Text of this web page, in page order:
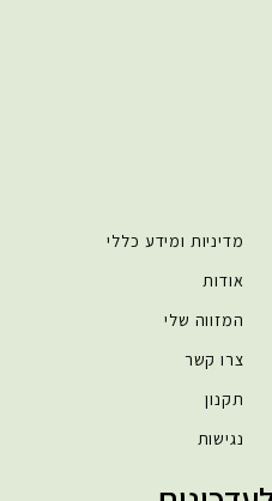
מדיניות ומידע כללי
אודות
המזווה שלי
צרו קשר
תקנון
נגישות